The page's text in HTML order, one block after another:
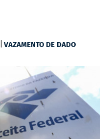
|VAZAMENTO DE DADO